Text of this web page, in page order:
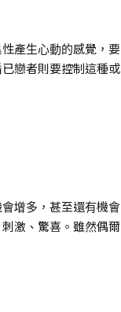
產生心動的感覺，要
戀者則要控制這種或
增多，甚至還有機會
激、驚喜。雖然偶爾